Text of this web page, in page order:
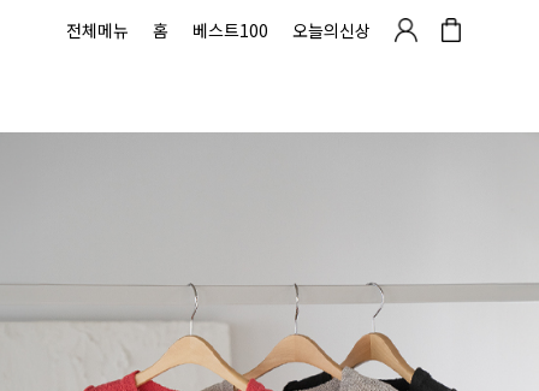
전체메뉴 홈 베스트100 오늘의신상